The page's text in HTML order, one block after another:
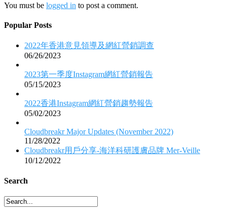
You must be logged in to post a comment.
Popular Posts
2022年香港意見領導及網紅營銷調查
06/26/2023
2023第一季度Instagram網紅營銷報告
05/15/2023
2022香港Instagram網紅營銷趨勢報告
05/02/2023
Cloudbreakr Major Updates (November 2022)
11/28/2022
Cloudbreakr用戶分享-海洋科研護膚品牌 Mer-Veille
10/12/2022
Search